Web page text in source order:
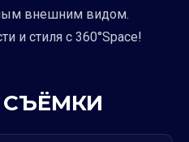
внешним видом.
и стиля с 360°Space!
СЪЁМКИ